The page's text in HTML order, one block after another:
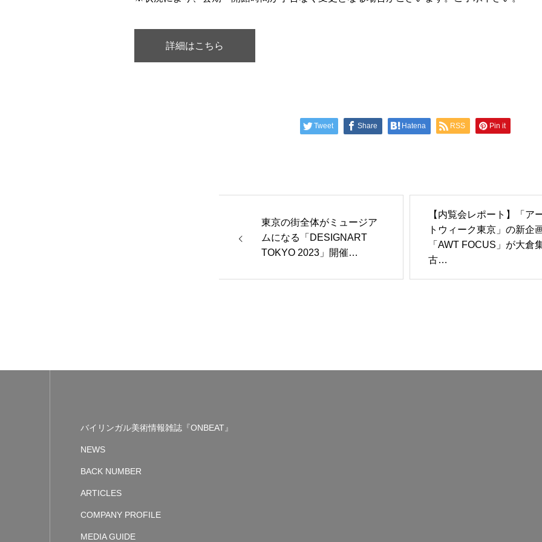
詳細はこちら
Tweet Share Hatena RSS Pin it
東京の街全体がミュージア
ムになる「DESIGNART
TOKYO 2023」開催…
【内覧会レポート】「ア
トウィーク東京」の新企
「AWT FOCUS」が大倉
古…
バイリンガル美術情報雑誌『ONBEAT』
NEWS
BACK NUMBER
ARTICLES
COMPANY PROFILE
MEDIA GUIDE